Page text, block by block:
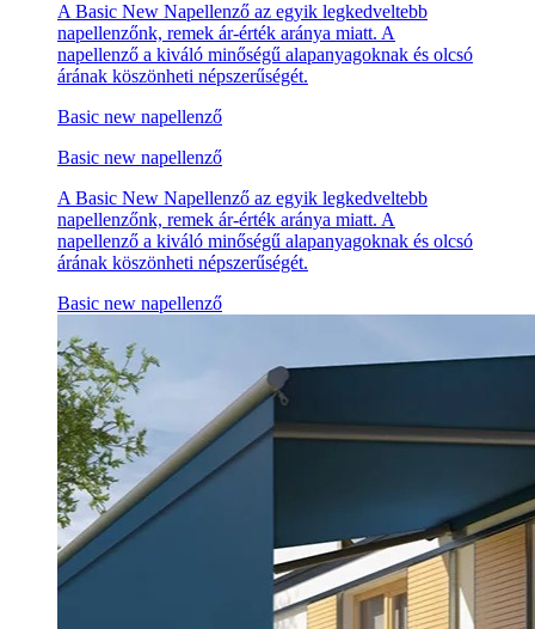
A Basic New Napellenző az egyik legkedveltebb
napellenzőnk, remek ár-érték aránya miatt. A
napellenző a kiváló minőségű alapanyagoknak és olcsó
árának köszönheti népszerűségét.
Basic new napellenző
Basic new napellenző
A Basic New Napellenző az egyik legkedveltebb
napellenzőnk, remek ár-érték aránya miatt. A
napellenző a kiváló minőségű alapanyagoknak és olcsó
árának köszönheti népszerűségét.
Basic new napellenző